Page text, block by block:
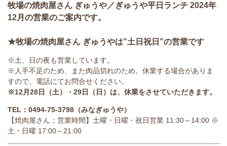
牧場の焼肉屋さん ぎゅうや／ぎゅうや平日ランチ 2024年
12月の営業のご案内です。
★牧場の焼肉屋さん ぎゅうやは”土日祝日”の営業です
※土、日の夜も営業しています。
※人手不足のため、また肉品切れのため。休業する場合がありま
すので、電話にてお問合せください。
※12月28日（土）・29日（日）は、休業をさせていただきます。
TEL：0494-75-3798（みなぎゅうや）
【焼肉屋さん：営業時間】土曜・日曜・祝日営業 11:30～14:00 ※
土・日曜 17:00～21:00